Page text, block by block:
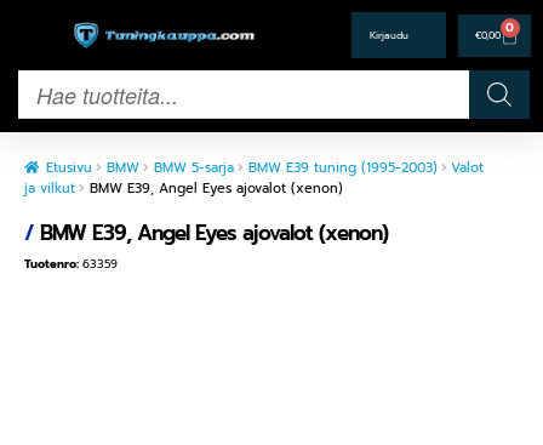
€0,00 0
Etusivu BMW BMW 5-sarja BMW E39 tuning (1995-2003)
Valot
ja vilkut
BMW E39, Angel Eyes ajovalot (xenon)
/BMW E39, Angel Eyes ajovalot (xenon)
Tuotenro: 63359